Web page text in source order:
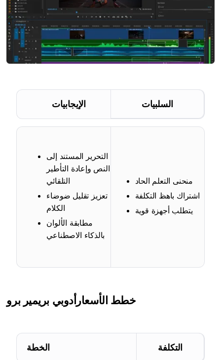
الإيجابيات السلبيات
التحرير المستند إلى
النص وإعادة التأطير
التلقائي
تعزيز تقليل ضوضاء
الكلام
مطابقة الألوان
بالذكاء الاصطناعي
منحنى التعلم الحاد
اشتراك باهظ التكلفة
يتطلب أجهزة قوية
أدوبي بريمير برو خطط الأسعار
الخطة التكلفة